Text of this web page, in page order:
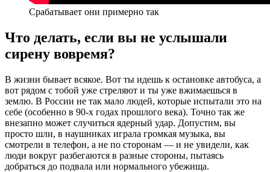
Срабатывает они примерно так
Что делать, если вы не услышали
сирену вовремя?
В жизни бывает всякое. Вот ты идешь к остановке автобуса, а
вот рядом с тобой уже стреляют и ты уже вжимаешься в
землю. В России не так мало людей, которые испытали это на
себе (особенно в 90-х годах прошлого века). Точно так же
внезапно может случиться ядерный удар. Допустим, вы
просто шли, в наушниках играла громкая музыка, вы
смотрели в телефон, а не по сторонам — и не увидели, как
люди вокруг разбегаются в разные стороны, пытаясь
добраться до подвала или нормального убежища.